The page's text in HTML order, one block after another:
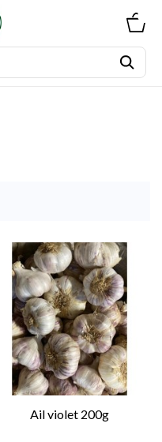
Ail violet 200g